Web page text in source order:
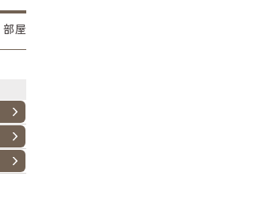
部屋